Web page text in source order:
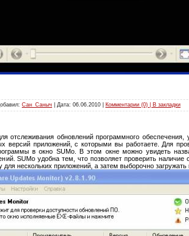
Сан_Саныч | Дата: 06.06.2010 Комментарии (0) | В закладки
отслеживания обновлений программного обеспечения,
версий приложений, с которыми вы работаете. Для
в окно SUMo. В этом окне можно увидеть
SUMo удобна тем, что позволяет проверить
нескольких приложений, а затем выборочно загружать